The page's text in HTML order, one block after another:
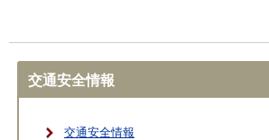
交通安全情報
交通安全情報